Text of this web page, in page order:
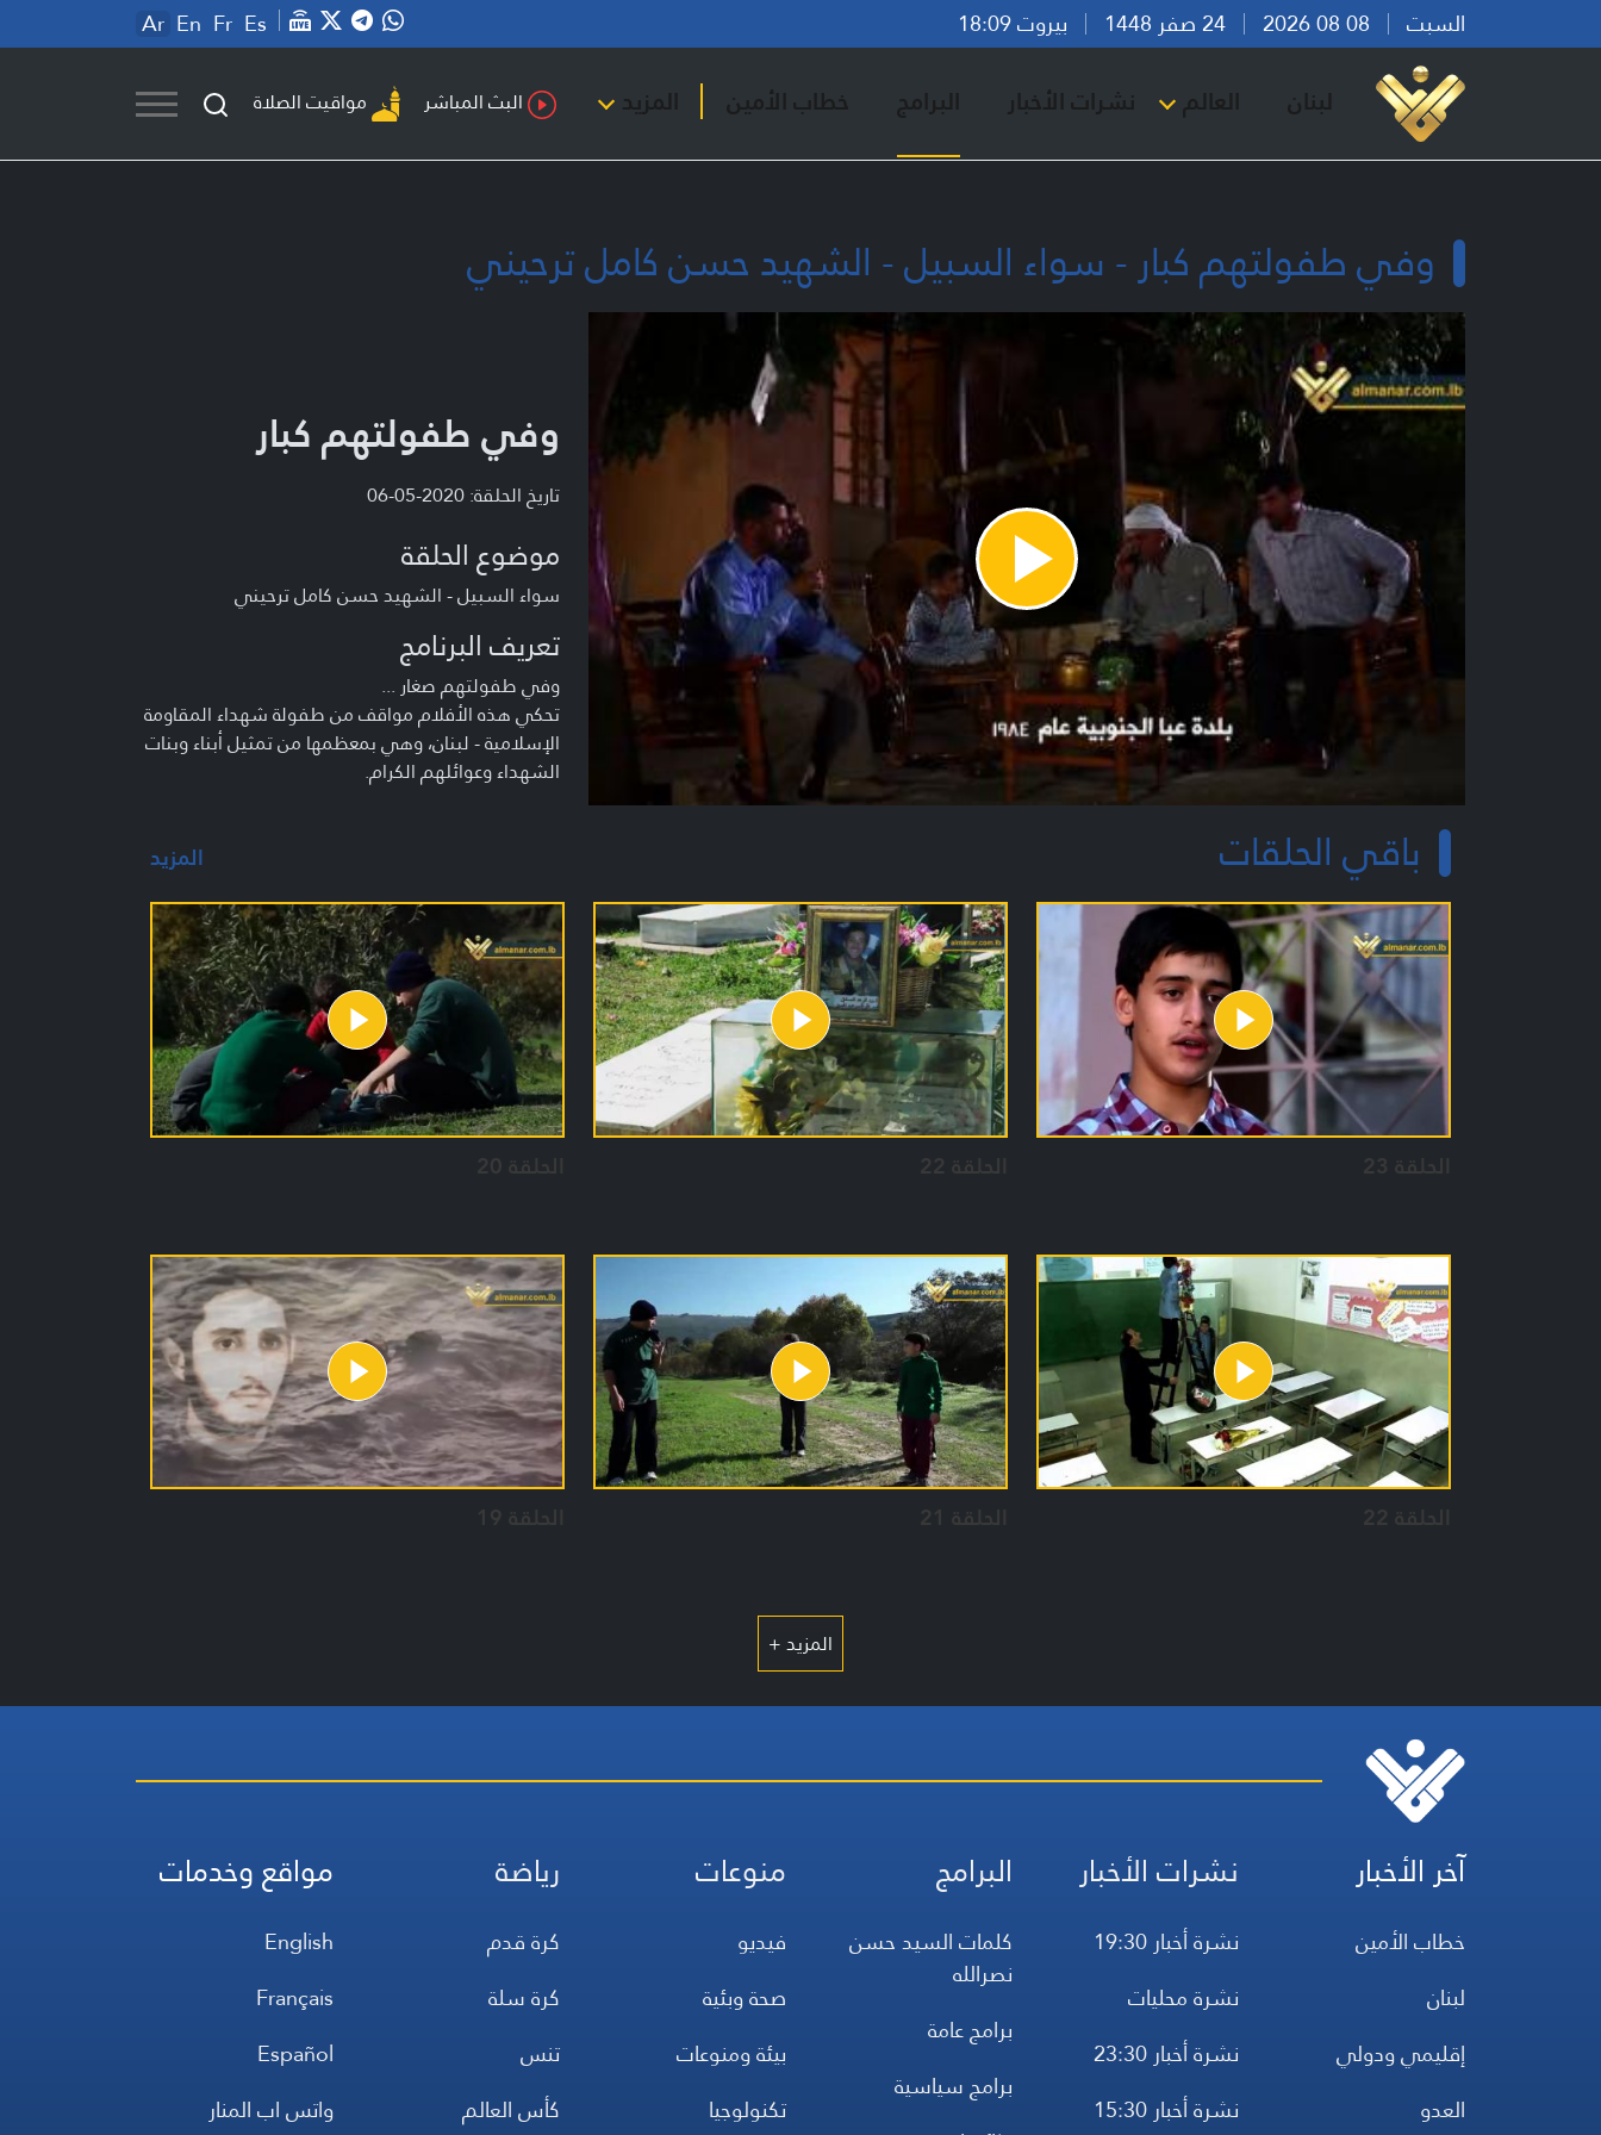
السبت بيروت 18:09 Ar En Fr Es
لبنان العالم نشرات الأخبار البرامج خطاب الأمين المزيد البث المباشر مواقيت الصلاة
وفي طفولتهم كبار - سواء السبيل - الشهيد حسن كامل ترحيني
Play
Video
وفي طفولتهم كبار
تاريخ الحلقة: 2020-05-06
موضوع الحلقة
سواء السبيل - الشهيد حسن كامل ترحيني
تعريف البرنامج
وفي طفولتهم صغار ...
تحكي هذه الأفلام مواقف من طفولة شهداء المقاومة
الإسلامية - لبنان، وهي بمعظمها من تمثيل أبناء وبنات
الشهداء وعوائلهم الكرام.
باقي الحلقات المزيد
الحلقة 23 الحلقة 22 الحلقة 20
الحلقة 22 الحلقة 21 الحلقة 19
المزيد +
آخر الأخبار
خطاب الأمين
لبنان
إقليمي ودولي
العدو
نشرات الأخبار
نشرة أخبار 19:30
نشرة محليات
نشرة أخبار 23:30
نشرة أخبار 15:30
البرامج
كلمات السيد حسن
نصرالله
برامج عامة
برامج سياسية
منوعات
فيديو
صحة وبئية
بيئة ومنوعات
تكنولوجيا
رياضة
كرة قدم
كرة سلة
تنس
كأس العالم
مواقع وخدمات
English
Français
Español
واتس اب المنار